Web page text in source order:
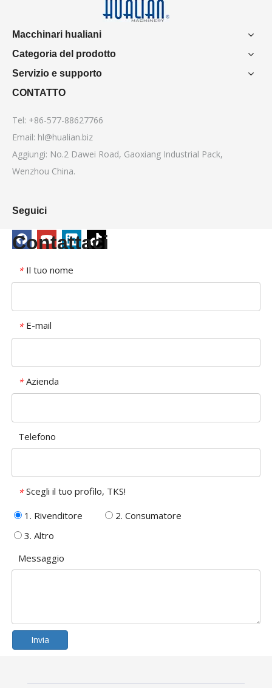
Macchinari hualiani
Categoria del prodotto
Servizio e supporto
CONTATTO
Tel: +86-577-88627766
Email: hl@hualian.biz
Aggiungi: No.2 Dawei Road, Gaoxiang Industrial Pack,
Wenzhou China.
Seguici
Contattaci
* Il tuo nome
* E-mail
* Azienda
Telefono
* Scegli il tuo profilo, TKS!
1. Rivenditore
2. Consumatore
3. Altro
Messaggio
Invia